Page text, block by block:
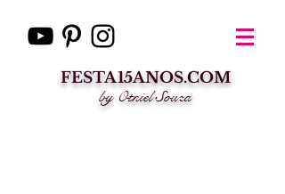
FESTA15ANOS.COM
by Otniel Souza